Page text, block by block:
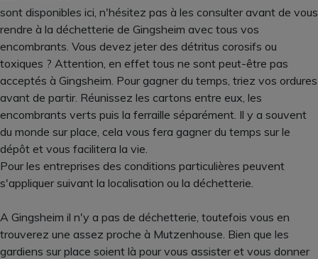
sont disponibles ici, n'hésitez pas à les consulter avant de vous
rendre à la déchetterie de Gingsheim avec tous vos
encombrants. Vous devez jeter des détritus corosifs ou
toxiques ? Attention, en effet tous ne sont peut-être pas
acceptés à Gingsheim. Pour gagner du temps, triez vos ordures
avant de partir. Réunissez les cartons entre eux, les
encombrants verts puis la ferraille séparément. Il y a souvent
du monde sur place, cela vous fera gagner du temps sur le
dépôt et vous facilitera la vie.
Pour les entreprises des conditions particulières peuvent
s'appliquer suivant la localisation ou la déchetterie.
A Gingsheim il n'y a pas de déchetterie, toutefois vous en
trouverez une assez proche à Mutzenhouse. Bien que les
gardiens sur place soient là pour vous assister et vous donner